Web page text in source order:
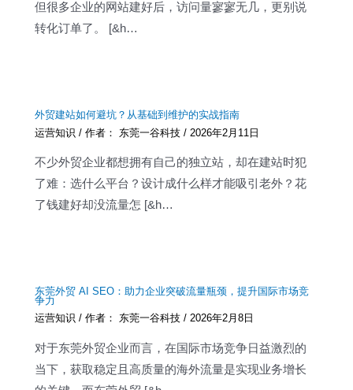
但很多企业的网站建好后，访问量寥寥无几，更别说
转化订单了。 [&h…
外贸建站如何避坑？从基础到维护的实战指南
运营知识 / 作者： 东莞一谷科技/ 2026年2月11日
不少外贸企业都想拥有自己的独立站，却在建站时犯
了难：选什么平台？设计成什么样才能吸引老外？花
了钱建好却没流量怎 [&h…
东莞外贸 AI SEO：助力企业突破流量瓶颈，提升国际市场竞
争力
运营知识 / 作者： 东莞一谷科技/2026年2月8日
对于东莞外贸企业而言，在国际市场竞争日益激烈的
当下，获取稳定且高质量的海外流量是实现业务增长